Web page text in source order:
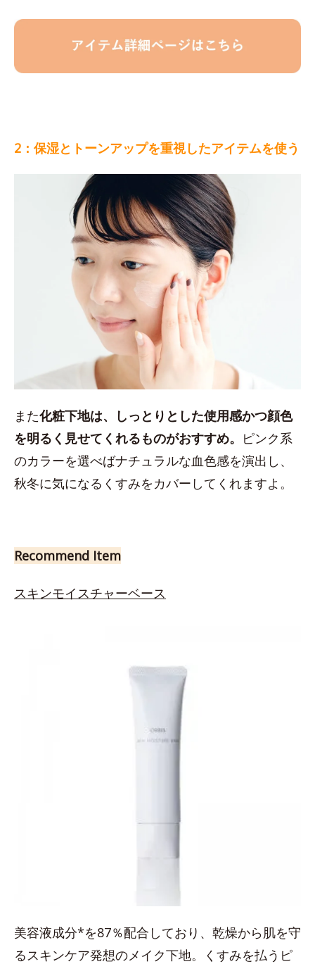
2：保湿とトーンアップを重視したアイテムを使う
また化粧下地は、しっとりとした使用感かつ顔色
を明るく見せてくれるものがおすすめ。 ピンク系
のカラーを選べばナチュラルな血色感を演出し、
秋冬に気になるくすみをカバーしてくれますよ。
Recommend Item
スキンモイスチャーベース
美容液成分*を87％配合しており、乾燥から肌を守
るスキンケア発想のメイク下地。くすみを払うピ